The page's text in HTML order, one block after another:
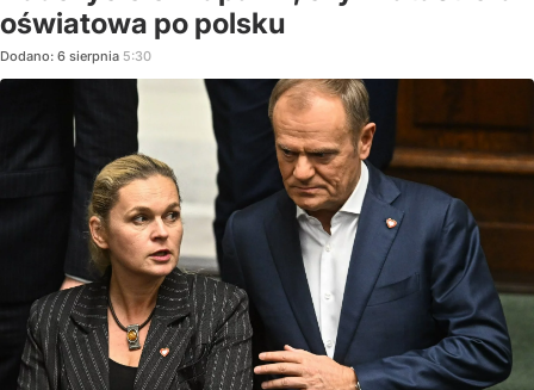
oświatowa po polsku
Dodano: 6 sierpnia 5:30